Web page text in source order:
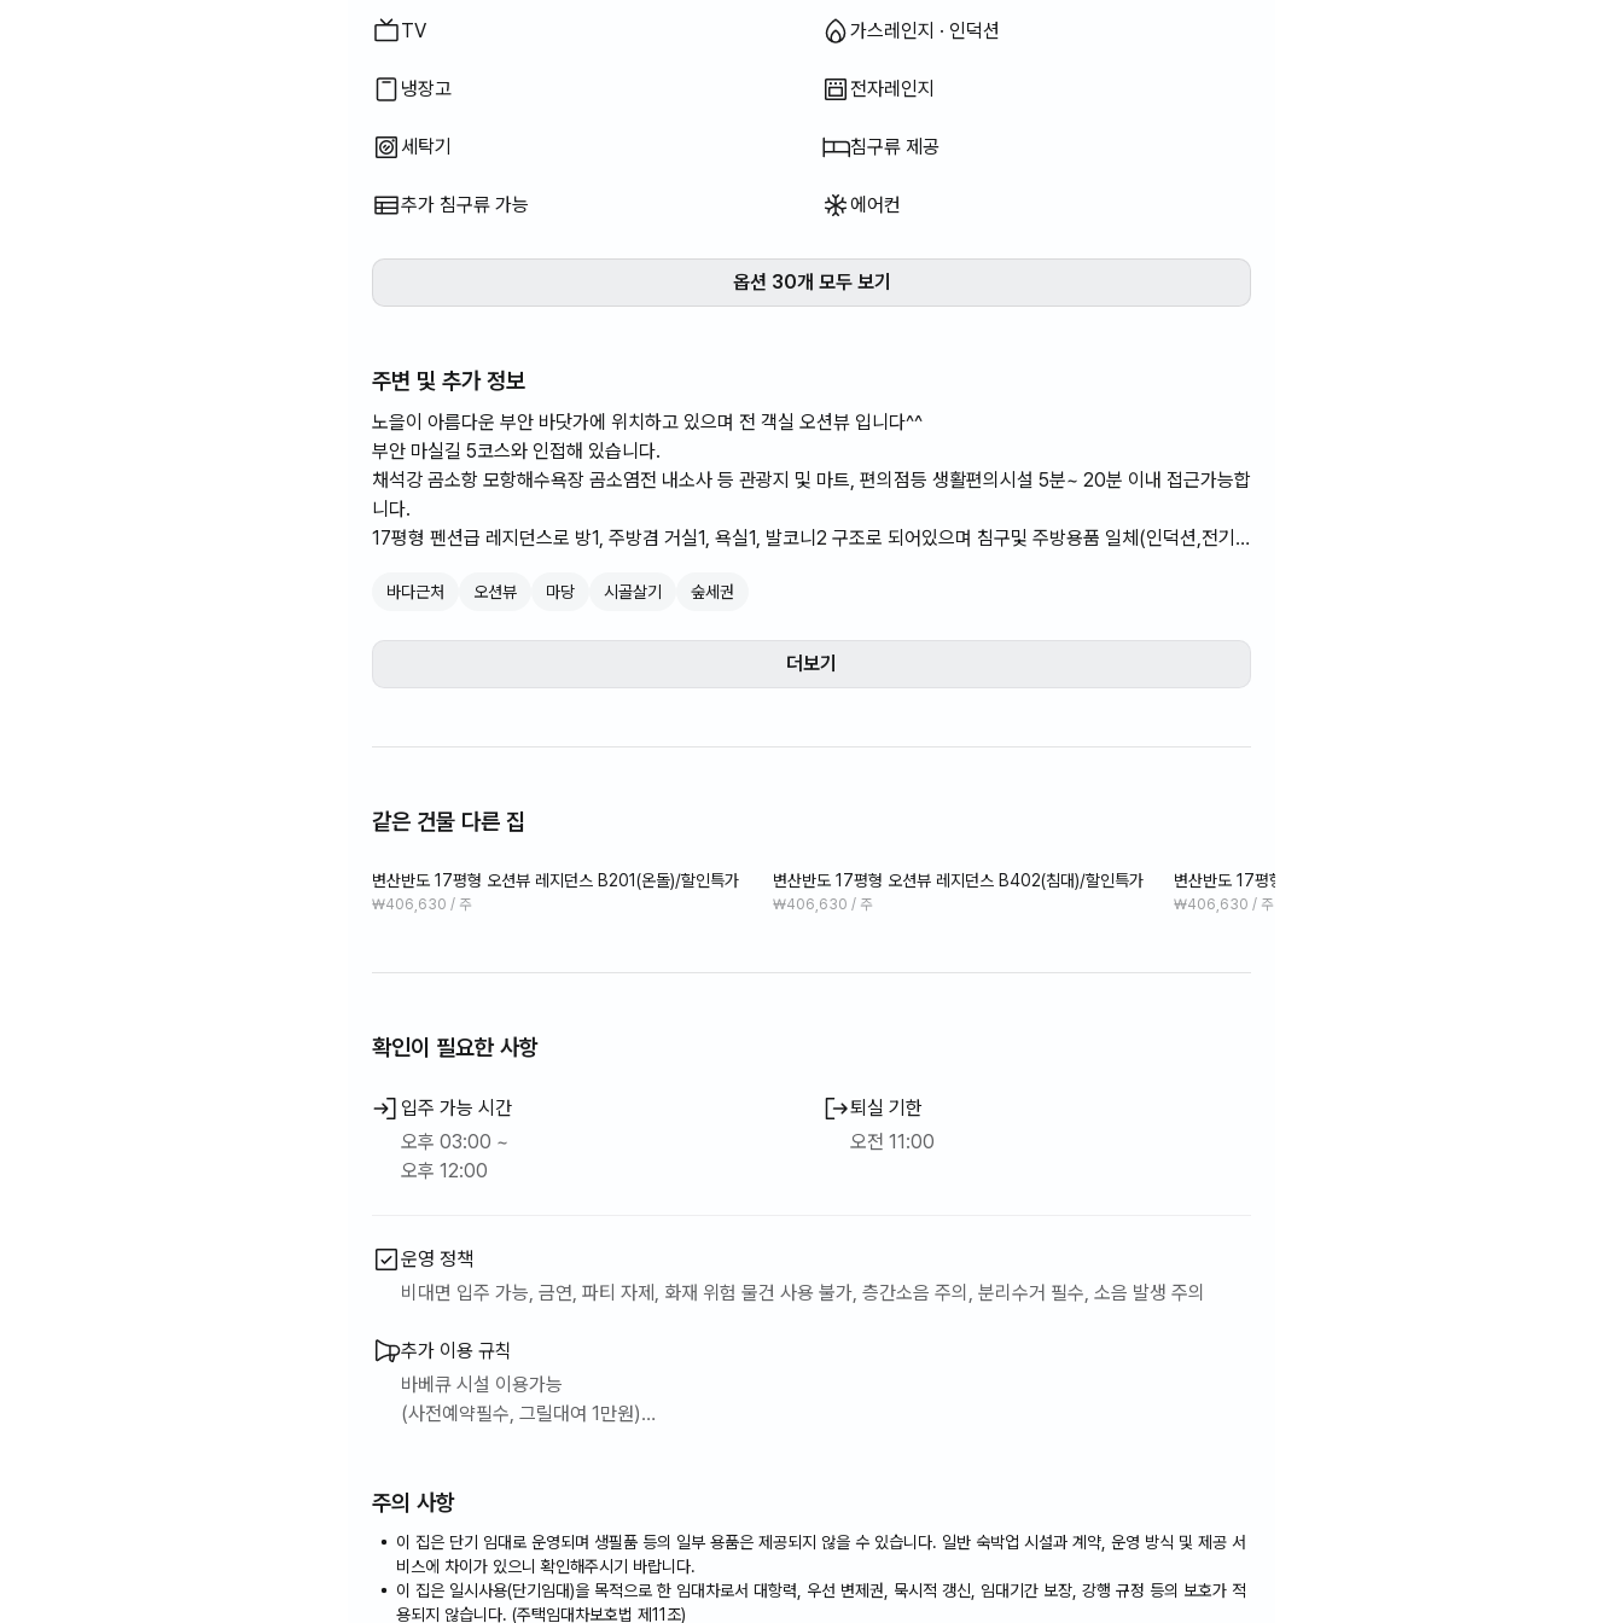
TV 가스레인지 · 인덕션
냉장고 전자레인지
세탁기 침구류 제공
추가 침구류 가능 에어컨
옵션 30개 모두 보기
주변 및 추가 정보
노을이 아름다운 부안 바닷가에 위치하고 있으며 전 객실 오션뷰 입니다^^
부안 마실길 5코스와 인접해 있습니다.
채석강 곰소항 모항해수욕장 곰소염전 내소사 등 관광지 및 마트, 편의점등 생활편의시설 5분~ 20분 이내 접근가능합
니다.
17평형 펜션급 레지던스로 방1, 주방겸 거실1, 욕실1, 발코니2 구조로 되어있으며 침구및 주방용품 일체(인덕션,전기
몸만 오시면 됩니다~^^
바다근처 오션뷰 마당 시골살기 숲세권
더보기
같은 건물 다른 집
변산반도 17평형 오션뷰 레지던스 B201(온돌)/할인특가
₩406,630 / 주
변산반도 17평형 오션뷰 레지던스 B402(침대)/할인특가
₩406,630 / 주
변산반도 17평형 오션뷰 레지던스 A102(온돌)/할인특가
₩406,630 / 주
확인이 필요한 사항
입주 가능 시간
오후 03:00 ~
오후 12:00
퇴실 기한
오전 11:00
운영 정책
비대면 입주 가능, 금연, 파티 자제, 화재 위험 물건 사용 불가, 층간소음 주의, 분리수거 필수, 소음 발생 주의
추가 이용 규칙
바베큐 시설 이용가능
(사전예약필수, 그릴대여 1만원)
선지불하신 금액 이상의 공과금이 나올경우
초과 요금이 청구될 수 있으니
냉난방은 내집처럼 절약해서 사용해 주세요~*^^*
주의 사항
이 집은 단기 임대로 운영되며 생필품 등의 일부 용품은 제공되지 않을 수 있습니다. 일반 숙박업 시설과 계약, 운영 방식 및 제공 서
비스에 차이가 있으니 확인해주시기 바랍니다.
이 집은 일시사용(단기임대)을 목적으로 한 임대차로서 대항력, 우선 변제권, 묵시적 갱신, 임대기간 보장, 강행 규정 등의 보호가 적
용되지 않습니다. (주택임대차보호법 제11조)